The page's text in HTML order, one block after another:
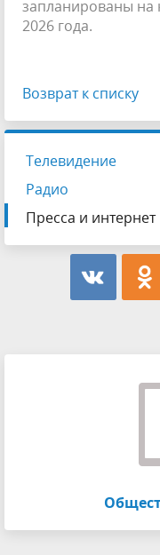
запланированы на
2026 года.
Возврат к списку
Телевидение
Радио
Пресса и интернет